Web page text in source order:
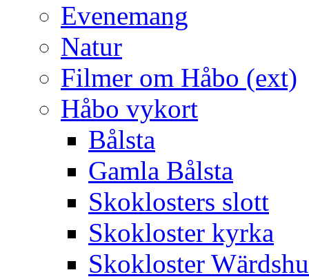
Evenemang
Natur
Filmer om Håbo (ext)
Håbo vykort
Bålsta
Gamla Bålsta
Skoklosters slott
Skokloster kyrka
Skokloster